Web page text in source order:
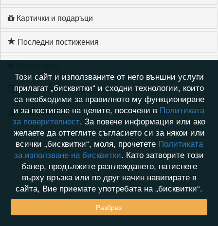
Картички и подаръци
Последни постижения
Хронология на игри
Активност
Този сайт и използваните от него външни услуги
прилагат „бисквитки“ и сходни технологии, които
са необходими за правилното му функциониране
и за постигане на целите, посочени в Политиката
за поверителност. За повече информация или ако
желаете да оттеглите съгласието си за някои или
всички „бисквитки“, моля, прочетете Политиката
за използване на бисквитки. Като затворите този
банер, продължите разглеждането, натиснете
върху връзка или по друг начин навигирате в
сайта, Вие приемате употребата на „бисквитки“.
Разбрах